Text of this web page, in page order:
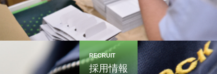
RECRUIT
採用情報